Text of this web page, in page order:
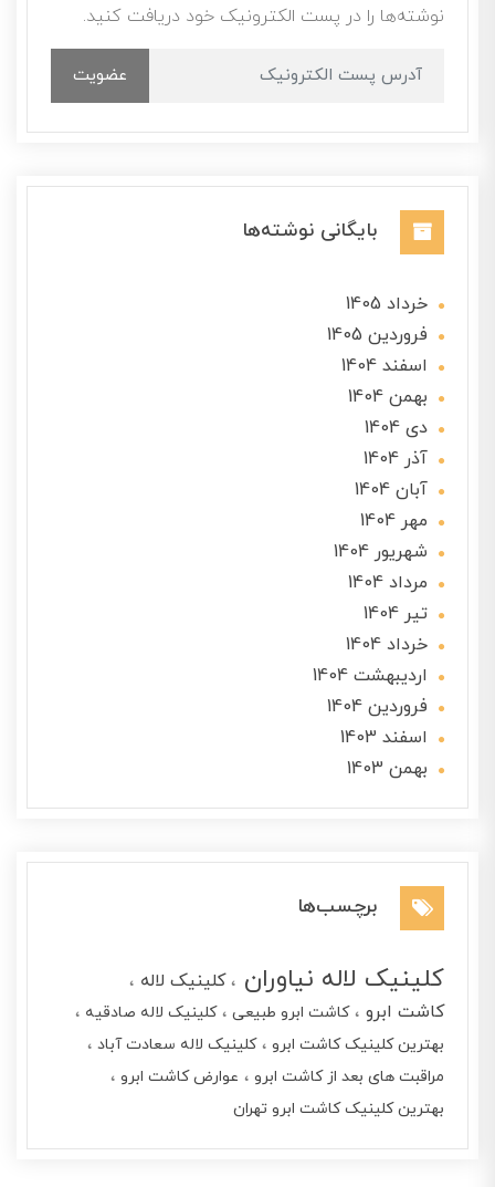
نوشته‌ها را در پست الکترونیک خود دریافت کنید.
عضویت
بایگانی نوشته‌ها
خرداد 1405
فروردین 1405
اسفند 1404
بهمن 1404
دی 1404
آذر 1404
آبان 1404
مهر 1404
شهریور 1404
مرداد 1404
تير 1404
خرداد 1404
ارديبهشت 1404
فروردین 1404
اسفند 1403
بهمن 1403
برچسب‌ها
کلینیک لاله نیاوران
کلینیک لاله
کاشت ابرو
کاشت ابرو طبیعی
کلینیک لاله صادقیه
بهترین کلینیک کاشت ابرو
کلینیک لاله سعادت آباد
مراقبت های بعد از کاشت ابرو
عوارض کاشت ابرو
بهترین کلینیک کاشت ابرو تهران